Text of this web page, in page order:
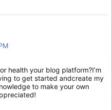
health your blog platform?I’m
to get started andcreate my
to make your own